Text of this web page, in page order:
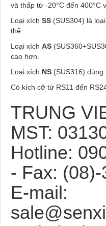
và thấp từ -20°C đến 400°C
Loại xích SS (SUS304) là
thế.
Loại xích AS
cao hơn.
Loại xích NS (SUS316)
Có kích cỡ từ RS11 đến
TRUNG
MST:
Hotline:
- Fax:
E-mail: